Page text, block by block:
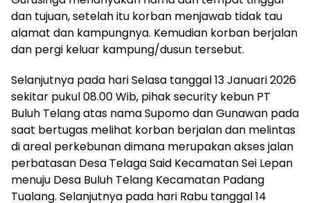
dan tujuan, setelah itu korban menjawab tidak tau
alamat dan kampungnya. Kemudian korban berjalan
dan pergi keluar kampung/dusun tersebut.
Selanjutnya pada hari Selasa tanggal 13 Januari 2026
sekitar pukul 08.00 Wib, pihak security kebun PT
Buluh Telang atas nama Supomo dan Gunawan pada
saat bertugas melihat korban berjalan dan melintas
di areal perkebunan dimana merupakan akses jalan
perbatasan Desa Telaga Said Kecamatan Sei Lepan
menuju Desa Buluh Telang Kecamatan Padang
Tualang. Selanjutnya pada hari Rabu tanggal 14